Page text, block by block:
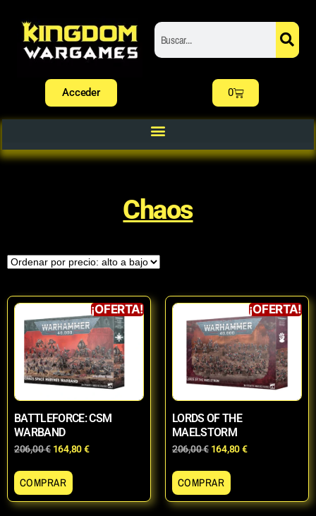
Acceder 0
Chaos
¡OFERTA!
BATTLEFORCE: CSM
WARBAND
206,00€ 164,80€
COMPRAR
¡OFERTA!
LORDS OF THE
MAELSTORM
206,00€ 164,80€
COMPRAR